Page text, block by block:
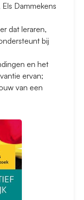
Dammekens
dat leraren,
bij
en het
ervan;
van een